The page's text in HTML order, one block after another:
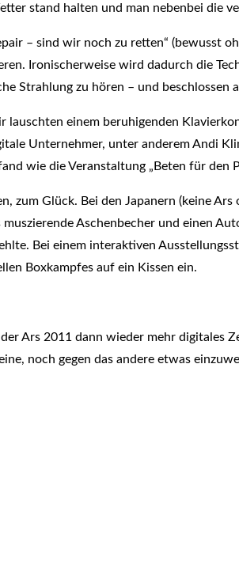
stand halten und man nebenbei die
– sind wir noch zu retten“ (bewusst
Ironischerweise wird dadurch die
Strahlung zu hören – und
einem beruhigenden
Unternehmer, unter anderem Andi
wie die Veranstaltung „Beten für
zum Glück. Bei den Japanern (keine
muszierende Aschenbecher und einen
Bei einem interaktiven
Boxkampfes auf ein Kissen ein.
Ars 2011 dann wieder mehr
noch gegen das andere etwas